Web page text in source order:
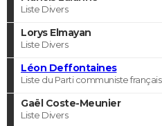
Liste Divers
Lorys Elmayan
Liste Divers
Léon Deffontaines
Liste du Parti communiste français
Gaël Coste-Meunier
Liste Divers